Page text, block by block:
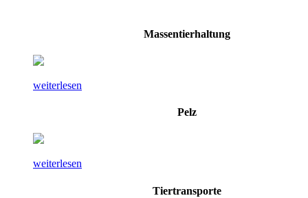
Massentierhaltung
weiterlesen
Pelz
weiterlesen
Tiertransporte